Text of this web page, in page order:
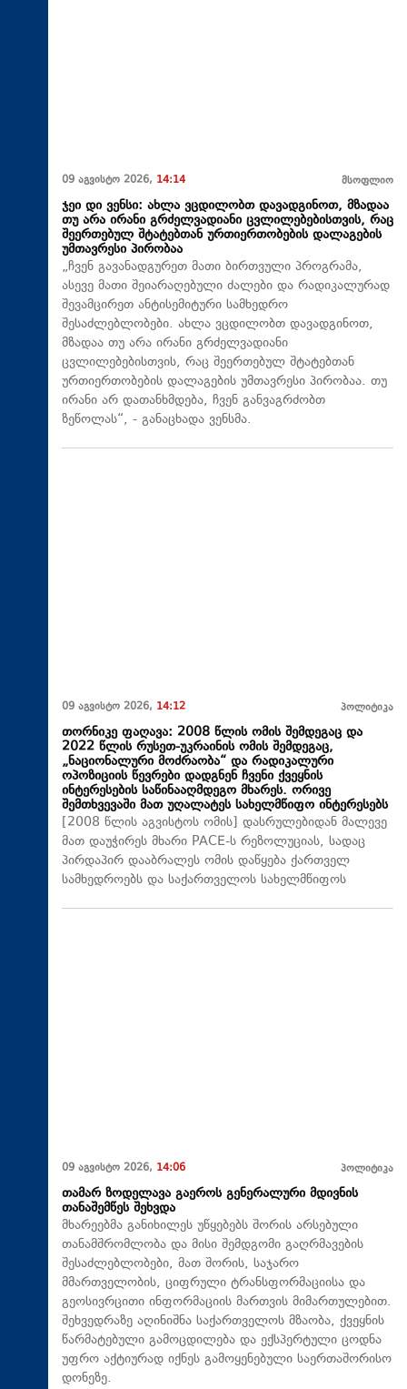
09 აგვისტო 2026, 14:14 მსოფლიო
ჯეი დი ვენსი: ახლა ვცდილობთ დავადგინოთ, მზადაა
თუ არა ირანი გრძელვადიანი ცვლილებებისთვის, რაც
შეერთებულ შტატებთან ურთიერთობების დალაგების
უმთავრესი პირობაა
„ჩვენ გავანადგურეთ მათი ბირთვული პროგრამა,
ასევე მათი შეიარაღებული ძალები და რადიკალურად
შევამცირეთ ანტისემიტური სამხედრო
შესაძლებლობები. ახლა ვცდილობთ დავადგინოთ,
მზადაა თუ არა ირანი გრძელვადიანი
ცვლილებებისთვის, რაც შეერთებულ შტატებთან
ურთიერთობების დალაგების უმთავრესი პირობაა. თუ
ირანი არ დათანხმდება, ჩვენ განვაგრძობთ
ზეწოლას“, - განაცხადა ვენსმა.
09 აგვისტო 2026, 14:12 პოლიტიკა
თორნიკე ფაღავა: 2008 წლის ომის შემდეგაც და
2022 წლის რუსეთ-უკრაინის ომის შემდეგაც,
„ნაციონალური მოძრაობა“ და რადიკალური
ოპოზიციის წევრები დადგნენ ჩვენი ქვეყნის
ინტერესების საწინააღმდეგო მხარეს. ორივე
შემთხვევაში მათ უღალატეს სახელმწიფო ინტერესებს
[2008 წლის აგვისტოს ომის] დასრულებიდან მალევე
მათ დაუჭირეს მხარი PACE-ს რეზოლუციას, სადაც
პირდაპირ დააბრალეს ომის დაწყება ქართველ
სამხედროებს და საქართველოს სახელმწიფოს
09 აგვისტო 2026, 14:06 პოლიტიკა
თამარ ზოდელავა გაეროს გენერალური მდივნის
თანაშემწეს შეხვდა
მხარეებმა განიხილეს უწყებებს შორის არსებული
თანამშრომლობა და მისი შემდგომი გაღრმავების
შესაძლებლობები, მათ შორის, საჯარო
მმართველობის, ციფრული ტრანსფორმაციისა და
გეოსივრცითი ინფორმაციის მართვის მიმართულებით.
შეხვედრაზე აღინიშნა საქართველოს მზაობა, ქვეყნის
წარმატებული გამოცდილება და ექსპერტული ცოდნა
უფრო აქტიურად იქნეს გამოყენებული საერთაშორისო
დონეზე.